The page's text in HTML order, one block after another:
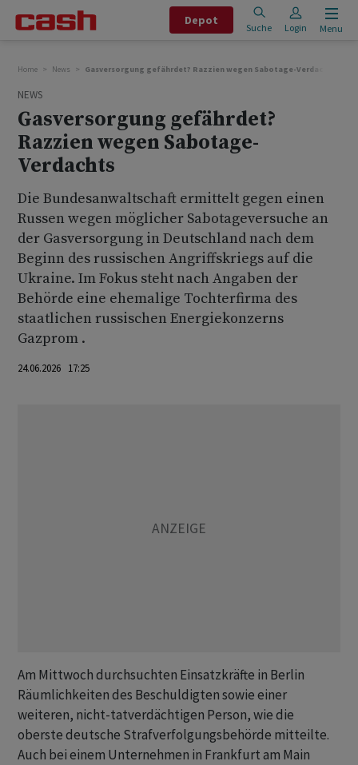
Depot
Suche Login Menu
Home News Gasversorgung gefährdet? Razzien wegen Sabotage-Verdachts
NEWS
Gasversorgung gefährdet?
Razzien wegen Sabotage-
Verdachts
Die Bundesanwaltschaft ermittelt gegen einen
Russen wegen möglicher Sabotageversuche an
der Gasversorgung in Deutschland nach dem
Beginn des russischen Angriffskriegs auf die
Ukraine. Im Fokus steht nach Angaben der
Behörde eine ehemalige Tochterfirma des
staatlichen russischen Energiekonzerns
Gazprom .
24.06.2026 17:25
Am Mittwoch durchsuchten Einsatzkräfte in Berlin
Räumlichkeiten des Beschuldigten sowie einer
weiteren, nicht-tatverdächtigen Person, wie die
oberste deutsche Strafverfolgungsbehörde mitteilte.
Auch bei einem Unternehmen in Frankfurt am Main